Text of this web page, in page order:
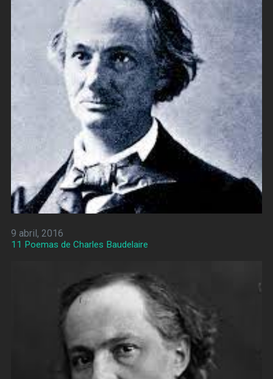
9 abril, 2016
11 Poemas de Charles Baudelaire